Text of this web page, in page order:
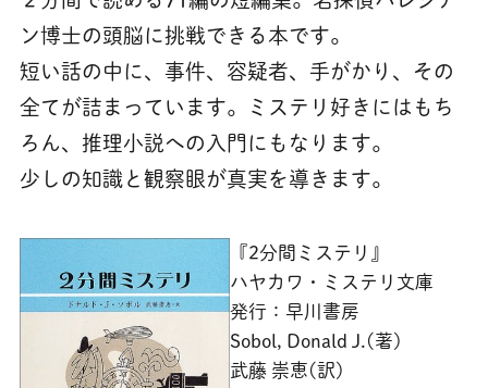
ン博士の頭脳に挑戦できる本です。
短い話の中に、事件、容疑者、手がかり、その
全てが詰まっています。ミステリ好きにはもち
ろん、推理小説への入門にもなります。
少しの知識と観察眼が真実を導きます。
『2分間ミステリ』
ハヤカワ・ミステリ文庫
発行：早川書房
Sobol, Donald J.(著)
武藤 崇恵(訳)